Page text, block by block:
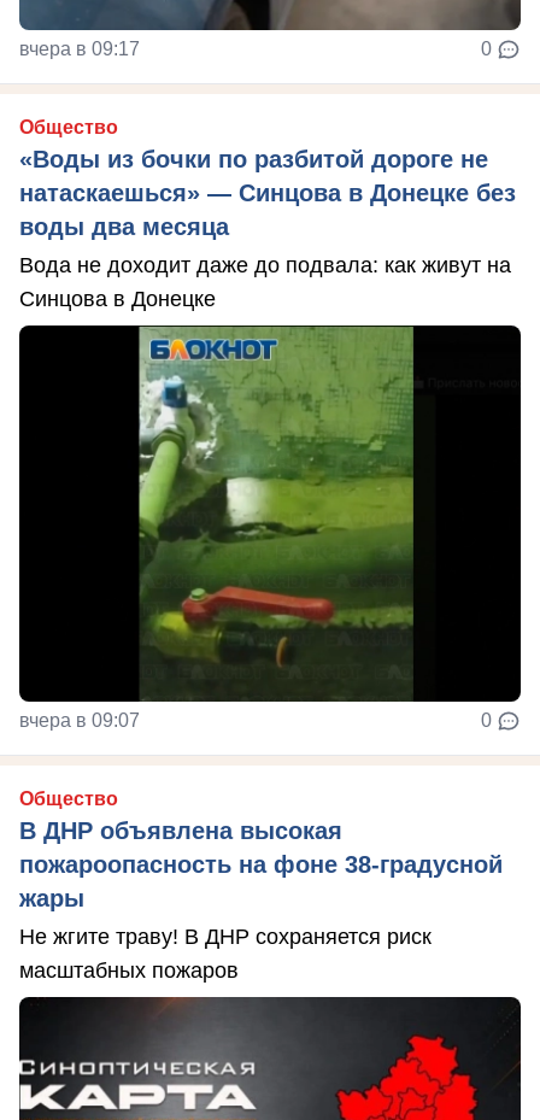
вчера в 09:17 0
Общество
«Воды из бочки по разбитой дороге не
натаскаешься» — Синцова в Донецке без
воды два месяца
Вода не доходит даже до подвала: как живут на
Синцова в Донецке
вчера в 09:07 0
Общество
В ДНР объявлена высокая
пожароопасность на фоне 38-градусной
жары
Не жгите траву! В ДНР сохраняется риск
масштабных пожаров